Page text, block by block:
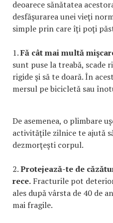
deoarece sănătatea
desfăşurarea unei vieţi
simple prin care îţi poţi
1.Fă cât mai multă
sunt puse la treabă, scade
rigide şi să te doară. În
mersul pe bicicletă sau
De asemenea, o plimbare
activităţile zilnice te ajută
dezmorţeşti corpul.
2.Protejează-te de
rece. Fracturile pot
ales după vârsta de 40 de
mai fragile.